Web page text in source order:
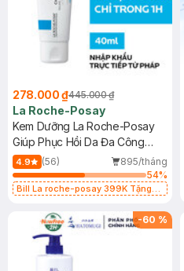
278.000 ₫445.000 ₫
La Roche-Posay
Kem Dưỡng La Roche-Posay
Giúp Phục Hồi Da Đa Công
Dụng 40ml
4.9 (56)
895/tháng
54%
Bill La roche-posay 399K Tặng
(SL có hạn)
-60 %